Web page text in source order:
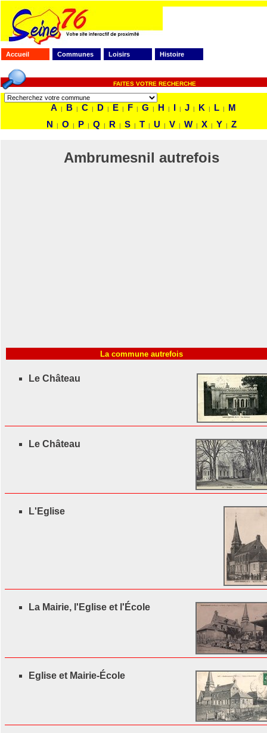
Accueil Communes Loisirs Histoire
FAITES VOTRE RECHERCHE
A | B | C | D | E | F | G | H | I | J | K | L |
M
N
| O | P | Q | R | S | T | U | V | W | X | Y | Z
Ambrumesnil autrefois
La commune autrefois
Le Château
Le Château
L'Eglise
La Mairie, l'Eglise et l'École
Eglise et Mairie-École